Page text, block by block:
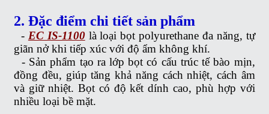
2. Đặc điểm chi tiết sản phẩm
- EC IS-1100là loại bọt polyurethane đa năng, tự
giãn nở khi tiếp xúc với độ ẩm không khí.
- Sản phẩm tạo ra lớp bọt có cấu trúc tế bào mịn,
đồng đều, giúp tăng khả năng cách nhiệt, cách âm
và giữ nhiệt. Bọt có độ kết dính cao, phù hợp với
nhiều loại bề mặt.